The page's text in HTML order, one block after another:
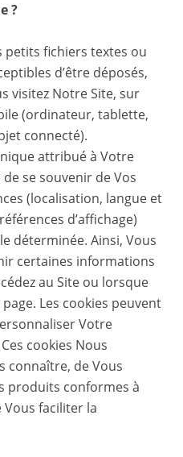
?
petits fichiers textes ou
d’être déposés,
visitez Notre Site, sur
(ordinateur, tablette,
connecté).
attribué à Votre
se souvenir de Vos
(localisation, langue et
d’affichage)
déterminée. Ainsi, Vous
certaines informations
au Site ou lorsque
Les cookies peuvent
Votre
cookies Nous
connaître, de Vous
produits conformes à
Vous faciliter la